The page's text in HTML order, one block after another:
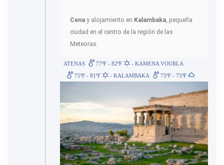
Cena y alojamiento en Kalambaka , pequeña
ciudad en el centro de la región de las
Meteoras.
ATENAS 77ºF - 82ºF
- KAMENA VOURLA
75ºF - 81ºF
- KALAMBAKA 75ºF - 75ºF